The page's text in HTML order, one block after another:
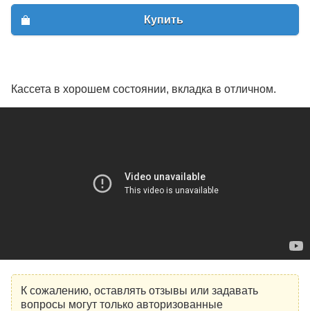
Купить
Кассета в хорошем состоянии, вкладка в отличном.
К сожалению, оставлять отзывы или задавать
вопросы могут только авторизованные